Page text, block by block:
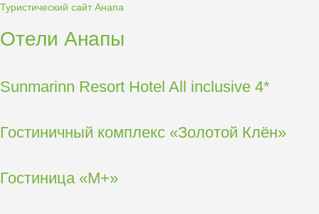
Туристический сайт Анапа
Отели Анапы
Sunmarinn Resort Hotel All inclusive 4*
Гостиничный комплекс «Золотой Клён»
Гостиница «М+»